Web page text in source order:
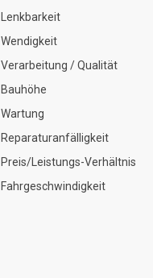
Lenkbarkeit
Wendigkeit
Verarbeitung / Qualität
Bauhöhe
Wartung
Reparaturanfälligkeit
Preis/Leistungs-Verhältnis
Fahrgeschwindigkeit